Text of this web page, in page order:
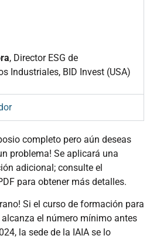
, Director ESG de
Industriales, BID Invest (USA)
completo pero aún deseas
problema! Se aplicará una
adicional; consulte el
para obtener más detalles.
Si el curso de formación para
el número mínimo antes
la sede de la IAIA se lo